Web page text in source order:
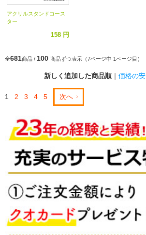
アクリルスタンドコース
ター
158 円
全681商品 / 100 商品ずつ表示（7ページ中 1ページ目）
新しく追加した商品順 ｜ 価格の
1 2 3 4 5 次へ